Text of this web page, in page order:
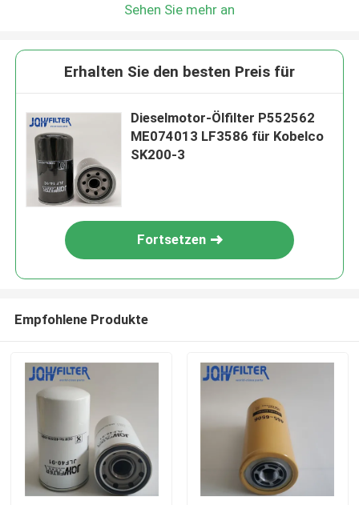
Sehen Sie mehr an
Erhalten Sie den besten Preis für
Dieselmotor-Ölfilter P552562
ME074013 LF3586 für Kobelco
SK200-3
Fortsetzen
Empfohlene Produkte